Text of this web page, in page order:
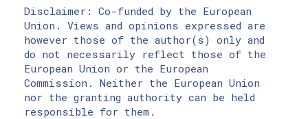
Disclaimer: Co-funded by the European
Union. Views and opinions expressed are
however those of the author(s) only and
do not necessarily reflect those of the
European Union or the European
Commission. Neither the European Union
nor the granting authority can be held
responsible for them.